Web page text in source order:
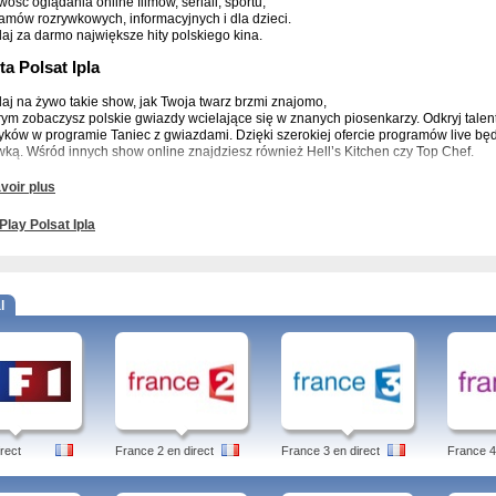
rozrywkowych, informacyjnych i dla dzieci.
za darmo największe hity polskiego kina.
Polsat Ipla
na żywo takie show, jak Twoja twarz brzmi znajomo,
zobaczysz polskie gwiazdy wcielające się w znanych piosenkarzy. Odkryj
w programie Taniec z gwiazdami. Dzięki szerokiej ofercie programów live
Wśród innych show online znajdziesz również Hell’s Kitchen czy Top Chef.
Ipla zapewnia najlepsze seriale, takie jak Walking Dead, Zbrodnia, House of
miłość, Agentki, Apetyt na miłość, Daleko od noszy, Czas honoru, czy Dlaczego
za darmo powtórki wcześniej wyemitowanych programów bądź wykup pakiet i
Polsat Ipla
oglądać filmów fabularnych, ani zawartości pakietów News, Rozrywka, Wiedza,
TVP. Część seriali również nie jest dostępna poza granicami Polski.
Polsat Ipla za darmo lub w ramach wybranych przez siebie pakietów.
www.ipla.tv wykorzystuje pliki cookies (pol.:ciasteczka). Korzystając ze.
plus
Play Polsat Ipla
France 2 en direct France 3 en direct France